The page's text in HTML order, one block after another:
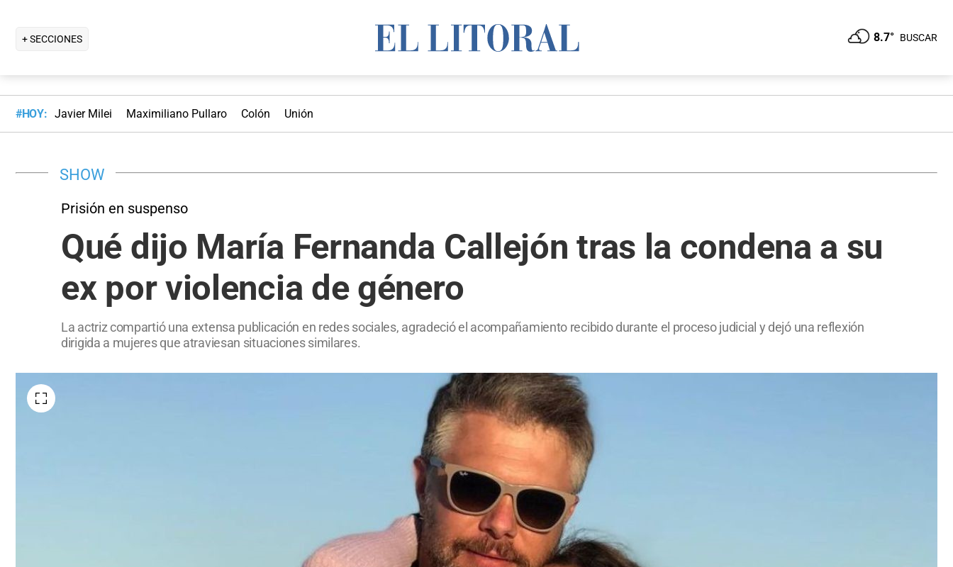
+ SECCIONES 8.7° BUSCAR
#HOY: Javier Milei Maximiliano Pullaro Colón Unión
SHOW
Prisión en suspenso
Qué dijo María Fernanda Callejón tras la condena a su
ex por violencia de género
La actriz compartió una extensa publicación en redes sociales, agradeció el acompañamiento recibido durante el proceso judicial y dejó una reflexión
dirigida a mujeres que atraviesan situaciones similares.